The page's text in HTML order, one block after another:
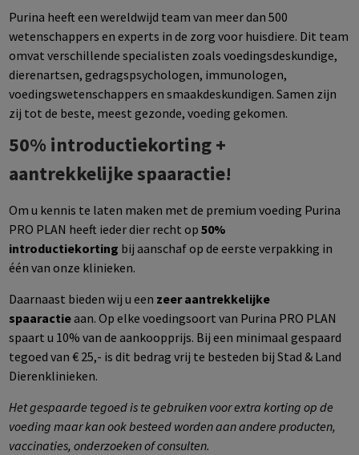
Purina heeft een wereldwijd team van meer dan 500
wetenschappers en experts in de zorg voor huisdiere. Dit team
omvat verschillende specialisten zoals voedingsdeskundige,
dierenartsen, gedragspsychologen, immunologen,
voedingswetenschappers en smaakdeskundigen. Samen zijn
zij tot de beste, meest gezonde, voeding gekomen.
50% introductiekorting +
aantrekkelijke spaaractie!
Om u kennis te laten maken met de premium voeding Purina
PRO PLAN heeft ieder dier recht op 50%
introductiekorting bij aanschaf op de eerste verpakking in
één van onze klinieken.
Daarnaast bieden wij u een zeer aantrekkelijke
spaaractieaan. Op elke voedingsoort van Purina PRO PLAN
spaart u 10% van de aankoopprijs. Bij een minimaal gespaard
tegoed van € 25,- is dit bedrag vrij te besteden bij Stad & Land
Dierenklinieken.
Het gespaarde tegoed is te gebruiken voor extra korting op de
voeding maar kan ook besteed worden aan andere producten,
vaccinaties, onderzoeken of consulten.